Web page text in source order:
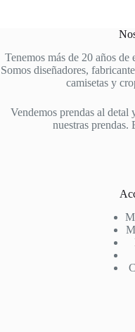
Tenemos más de 20 años
Somos diseñadores,
camisetas y
Vendemos prendas al
nuestras prendas.